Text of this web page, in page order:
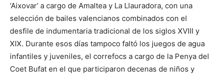
‘Aixovar’ a cargo de Amaltea y La Llauradora, con una
selección de bailes valencianos combinados con el
desfile de indumentaria tradicional de los siglos XVIII y
XIX. Durante esos días tampoco faltó los juegos de agua
infantiles y juveniles, el correfocs a cargo de la Penya del
Coet Bufat en el que participaron decenas de niños y